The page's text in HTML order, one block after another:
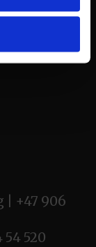
| +47 906
520